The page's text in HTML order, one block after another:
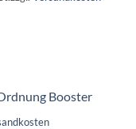
Booster